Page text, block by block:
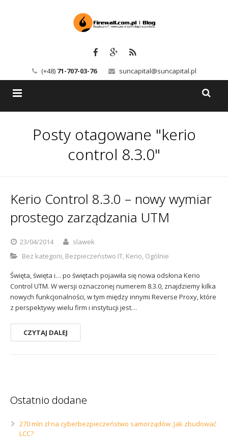
(+48) 71-707-03-76 suncapital@suncapital.pl
Backup-Solutions
Serwery pocztowe
Sophos
Usługi
Kontakt
Polityka prywatności
Posty otagowane "kerio
control 8.3.0"
Kerio Control 8.3.0 – nowy wymiar
prostego zarządzania UTM
23/04/2014
slawek
Bez kategorii, Bezpieczeństwo IT, Kerio, Ogólnie
Święta, święta i… po świętach pojawiła się nowa odsłona Kerio
Control UTM. W wersji oznaczonej numerem 8.3.0, znajdziemy kilka
nowych funkcjonalności, w tym między innymi Reverse Proxy, które
z perspektywy wielu firm i instytucji jest…
CZYTAJ DALEJ
Ostatnio dodane
270 mln zł na cyberbezpieczeństwo samorządów. Jak zbudować
LCC?